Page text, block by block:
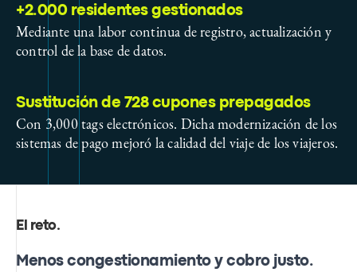
+2.000 residentes gestionados
Mediante una labor continua de registro, actualización y
control de la base de datos.
Sustitución de 728 cupones prepagados
Con 3,000 tags electrónicos. Dicha modernización de los
sistemas de pago mejoró la calidad del viaje de los viajeros.
El reto.
Menos congestionamiento y cobro justo.